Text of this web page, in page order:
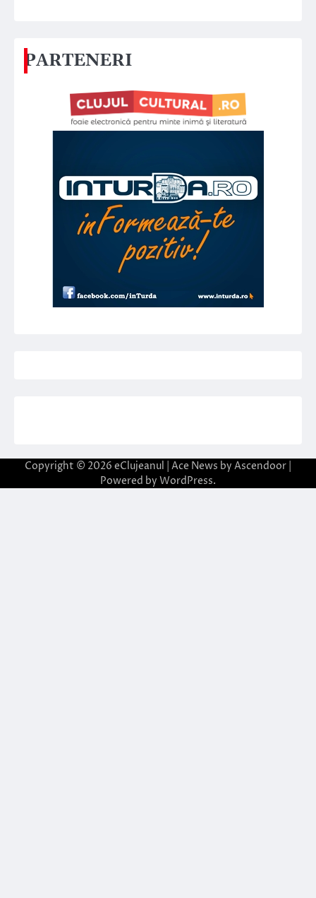
PARTENERI
Copyright © 2026 eClujeanul | Ace News by Ascendoor
Powered by WordPress.